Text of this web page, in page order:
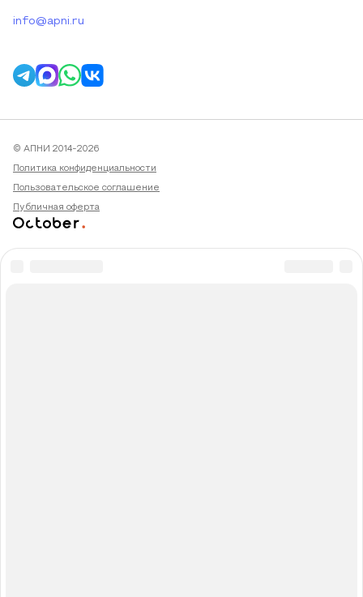
info@apni.ru
© АПНИ 2014-2026
Политика конфиденциальности
Пользовательское соглашение
Публичная оферта